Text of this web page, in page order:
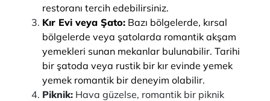
restoranı tercih edebilirsiniz.
Kır Evi veya Şato: Bazı bölgelerde, kırsal
bölgelerde veya şatolarda romantik akşam
yemekleri sunan mekanlar bulunabilir. Tarihi
bir şatoda veya rustik bir kır evinde yemek
yemek romantik bir deneyim olabilir.
Piknik: Hava güzelse, romantik bir piknik